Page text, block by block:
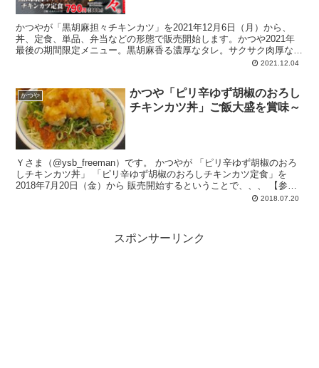
かつやが「黒胡麻担々チキンカツ」を2021年12月6日（月）から、
丼、定食、単品、弁当などの形態で販売開始します。かつや2021年
最後の期間限定メニュー。黒胡麻香る濃厚なタレ。サクサク肉厚なチ
キンカツ。白髪ネギ、水菜載せ。砕いたピーナッツ、ピリ辛辣油で仕
2021.12.04
かつや
かつや「ピリ辛ゆず胡椒のおろし
チキンカツ丼」ご飯大盛を賞味～
Ｙさま（@ysb_freeman）です。 かつやが 「ピリ辛ゆず胡椒のおろ
しチキンカツ丼」 「ピリ辛ゆず胡椒のおろしチキンカツ定食」を
2018年7月20日（金）から 販売開始するということで、、、 【参
2018.07.20
スポンサーリンク